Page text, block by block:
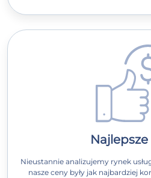
Nieustannie analizujemy rynek
nasze ceny były jak najbardziej